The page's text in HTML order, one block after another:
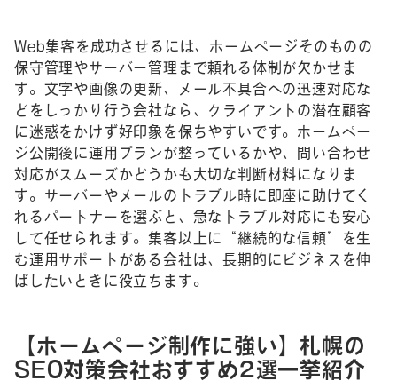
Web集客を成功させるには、ホームページそのものの
保守管理やサーバー管理まで頼れる体制が欠かせま
す。文字や画像の更新、メール不具合への迅速対応な
どをしっかり行う会社なら、クライアントの潜在顧客
に迷惑をかけず好印象を保ちやすいです。ホームペー
ジ公開後に運用プランが整っているかや、問い合わせ
対応がスムーズかどうかも大切な判断材料になりま
す。サーバーやメールのトラブル時に即座に助けてく
れるパートナーを選ぶと、急なトラブル対応にも安心
して任せられます。集客以上に“継続的な信頼”を生
む運用サポートがある会社は、長期的にビジネスを伸
ばしたいときに役立ちます。
【ホームページ制作に強い】札幌の
SEO対策会社おすすめ2選一挙紹介